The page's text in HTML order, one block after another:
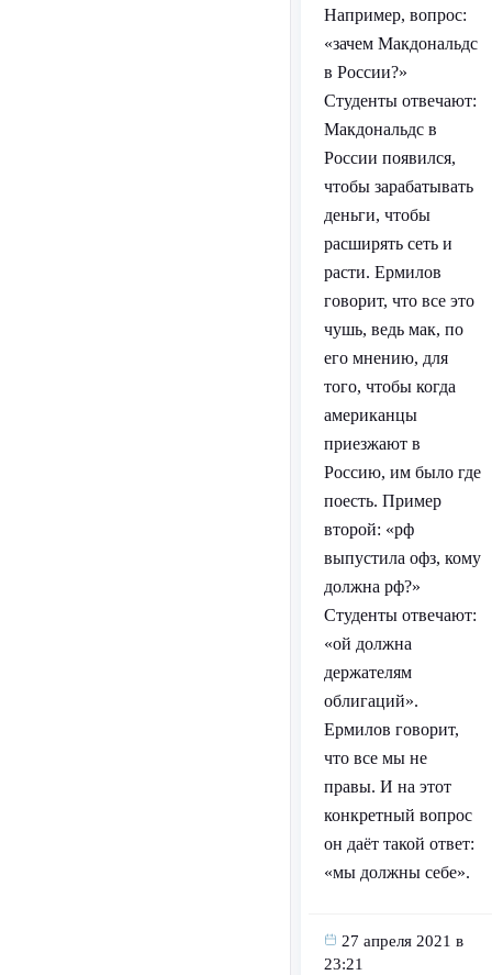
Например, вопрос:
«зачем Макдональдс
в России?»
Студенты отвечают:
Макдональдс в
России появился,
чтобы зарабатывать
деньги, чтобы
расширять сеть и
расти. Ермилов
говорит, что все это
чушь, ведь мак, по
его мнению, для
того, чтобы когда
американцы
приезжают в
Россию, им было где
поесть. Пример
второй: «рф
выпустила офз, кому
должна рф?»
Студенты отвечают:
«ой должна
держателям
облигаций».
Ермилов говорит,
что все мы не
правы. И на этот
конкретный вопрос
он даёт такой ответ:
«мы должны себе».
27 апреля 2021 в
23:21